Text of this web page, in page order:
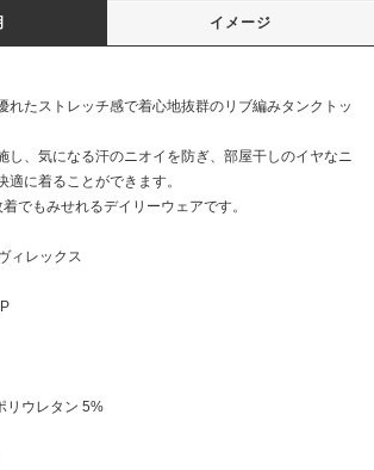
イメージ
れたストレッチ感で着心地抜群のリブ編みタンクトッ
し、気になる汗のニオイを防ぎ、部屋干しのイヤなニ
適に着ることができます。
でもみせれるデイリーウェアです。
ィレックス
リウレタン 5%